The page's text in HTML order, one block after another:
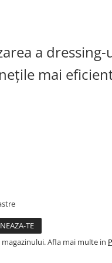
a
mai
Afla mai multe in